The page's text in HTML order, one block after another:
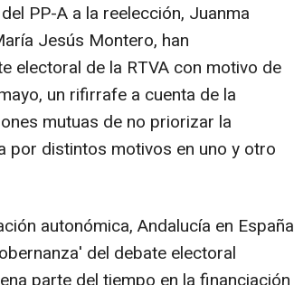
PP-A a la reelección, Juanma
Jesús Montero, han
electoral de la RTVA con motivo de
un rifirrafe a cuenta de la
mutuas de no priorizar la
por distintos motivos en uno y otro
autonómica, Andalucía en España
del debate electoral